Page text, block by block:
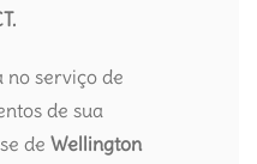
no serviço de
de sua
de Wellington